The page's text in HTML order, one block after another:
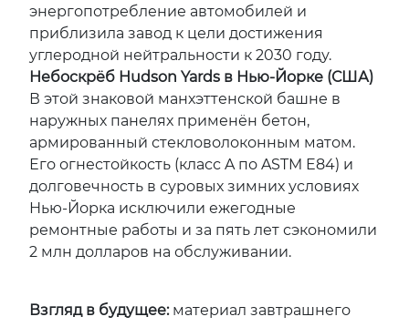
энергопотребление автомобилей и
приблизила завод к цели достижения
углеродной нейтральности к 2030 году.
Небоскрёб Hudson Yards в Нью-Йорке (США)
В этой знаковой манхэттенской башне в
наружных панелях применён бетон,
армированный стекловолоконным матом.
Его огнестойкость (класс A по ASTM E84) и
долговечность в суровых зимних условиях
Нью-Йорка исключили ежегодные
ремонтные работы и за пять лет сэкономили
2 млн долларов на обслуживании.
Взгляд в будущее:материал завтрашнего